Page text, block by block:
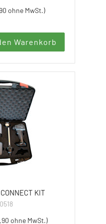
ohne MwSt.)
Warenkorb
KIT
ohne MwSt.)